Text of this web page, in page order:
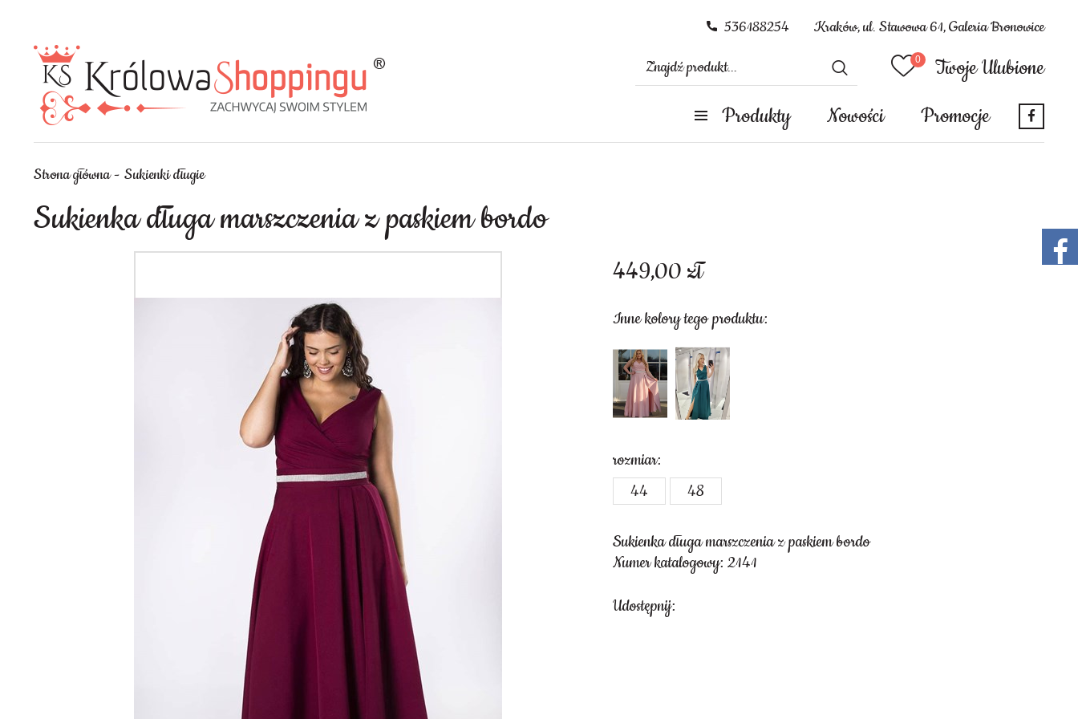
Kraków, ul. Stawowa 61, Galeria Bronowice
536188254
Twoje Ulubione
Produkty
Nowości Promocje
Strona główna Sukienki długie
Sukienka długa marszczenia z paskiem bordo
449,00 zł
Inne kolory tego produktu:
rozmiar:
44
48
Sukienka długa marszczenia z paskiem bordo
Numer katalogowy: 2141
Udostępnij: